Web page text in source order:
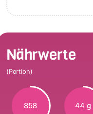
Nährwerte
(Portion)
858 44 g